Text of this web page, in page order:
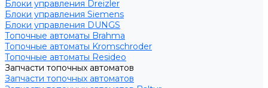
Блоки управления Dreizler
Блоки управления Siemens
Блоки управления DUNGS
Топочные автоматы Brahma
Топочные автоматы Kromschroder
Топочные автоматы Resideo
Запчасти топочных автоматов
Запчасти топочных автоматов